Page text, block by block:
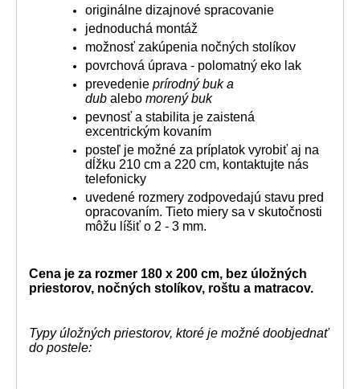
originálne dizajnové spracovanie
jednoduchá montáž
možnosť zakúpenia nočných stolíkov
povrchová úprava - polomatný eko lak
prevedenie prírodný buk a
dub alebo morený buk
pevnosť a stabilita je zaistená
excentrickým kovaním
posteľ je možné za príplatok vyrobiť aj na
dĺžku 210 cm a 220 cm, kontaktujte nás
telefonicky
uvedené rozmery zodpovedajú stavu pred
opracovaním. Tieto miery sa v skutočnosti
môžu líšiť o 2 - 3 mm.
Cena je za rozmer 180 x 200 cm, bez úložných
priestorov, nočných stolíkov, roštu a matracov.
Typy úložných priestorov, ktoré je možné doobjednať
do postele: